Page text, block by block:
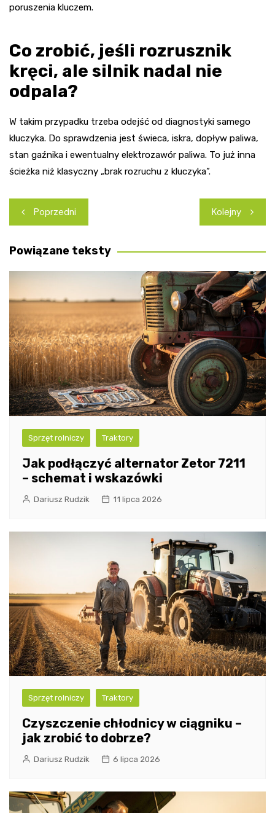
poruszenia kluczem.
Co zrobić, jeśli rozrusznik
kręci, ale silnik nadal nie
odpala?
W takim przypadku trzeba odejść od diagnostyki samego
kluczyka. Do sprawdzenia jest świeca, iskra, dopływ paliwa,
stan gaźnika i ewentualny elektrozawór paliwa. To już inna
ścieżka niż klasyczny „brak rozruchu z kluczyka”.
Nawigacja
wpisu
Poprzedni Kolejny
Powiązane teksty
Sprzęt rolniczy Traktory
Jak podłączyć alternator Zetor 7211
– schemat i wskazówki
Dariusz Rudzik 11 lipca 2026
Sprzęt rolniczy Traktory
Czyszczenie chłodnicy w ciągniku –
jak zrobić to dobrze?
Dariusz Rudzik 6 lipca 2026